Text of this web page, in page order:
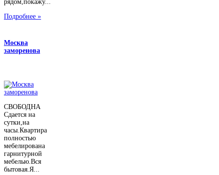
рядом,покажу...
Подробнее »
Москва
заморенова
СВОБОДНА
Сдается на
сутки,на
часы.Квартира
полностью
мебелирована
гарнитурной
мебелью.Вся
бытовая.Я...